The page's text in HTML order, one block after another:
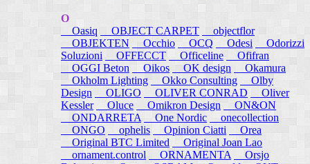
O
Oasiq
OBJECT CARPET
objectflor
OBJEKTEN
Occhio OCQ Odesi
Odorizzi
Soluzioni
OFFECCT Officeline
Ofifran
OGGI Beton
Oikos OK design
Okamura
Okholm Lighting
Okko Consulting
Olby
Design
OLIGO OLIVER CONRAD
Oliver
Kessler
Oluce Omikron Design
ON&ON
ONDARRETA
One Nordic
onecollection
ONGO
ophelis Opinion Ciatti
Orea
Original BTC Limited
Original Joan Lao
ornament.control
ORNAMENTA
Orsjo